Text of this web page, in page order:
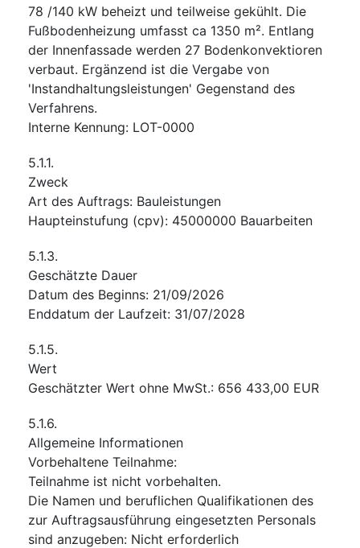
78 /140 kW beheizt und teilweise gekühlt. Die
Fußbodenheizung umfasst ca 1350 m². Entlang
der Innenfassade werden 27 Bodenkonvektioren
verbaut. Ergänzend ist die Vergabe von
'Instandhaltungsleistungen' Gegenstand des
Verfahrens.
Interne Kennung: LOT-0000
5.1.1.
Zweck
Art des Auftrags: Bauleistungen
Haupteinstufung (cpv): 45000000 Bauarbeiten
5.1.3.
Geschätzte Dauer
Datum des Beginns: 21/09/2026
Enddatum der Laufzeit: 31/07/2028
5.1.5.
Wert
Geschätzter Wert ohne MwSt.: 656 433,00 EUR
5.1.6.
Allgemeine Informationen
Vorbehaltene Teilnahme:
Teilnahme ist nicht vorbehalten.
Die Namen und beruflichen Qualifikationen des
zur Auftragsausführung eingesetzten Personals
sind anzugeben: Nicht erforderlich